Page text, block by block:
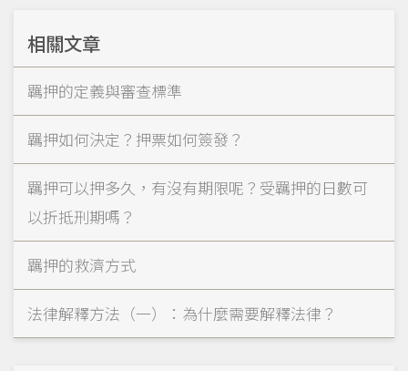
相關文章
羈押的定義與審查標準
羈押如何決定？押票如何簽發？
羈押可以押多久，有沒有期限呢？受羈押的日數可
以折抵刑期嗎？
羈押的救濟方式
法律解釋方法（一）：為什麼需要解釋法律？